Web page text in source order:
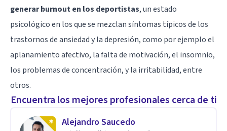
generar burnout en los deportistas, un estado
psicológico en los que se mezclan síntomas típicos de los
trastornos de ansiedad y la depresión, como por ejemplo el
aplanamiento afectivo, la falta de motivación, el insomnio,
los problemas de concentración, y la irritabilidad, entre
otros.
Encuentra los mejores profesionales cerca de ti
Alejandro Saucedo